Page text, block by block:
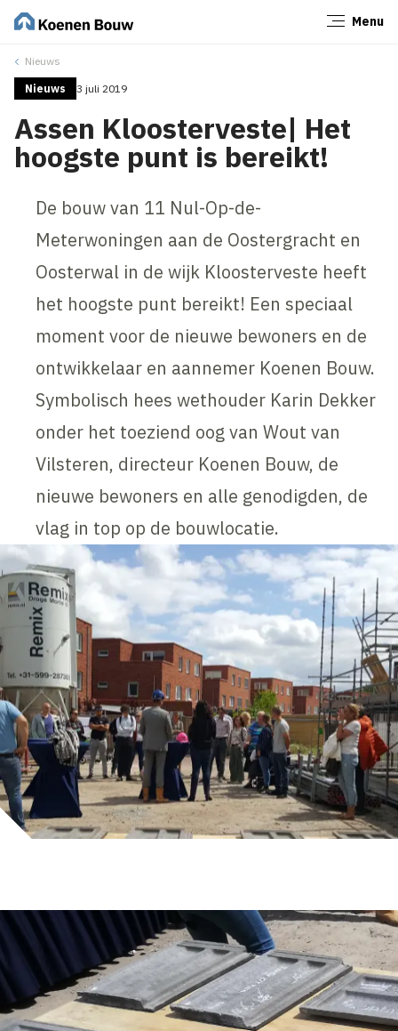
Menu
Nieuws
Nieuws 3 juli 2019
Assen Kloosterveste| Het
hoogste punt is bereikt!
De bouw van 11 Nul-Op-de-
Meterwoningen aan de Oostergracht en
Oosterwal in de wijk Kloosterveste heeft
het hoogste punt bereikt! Een speciaal
moment voor de nieuwe bewoners en de
ontwikkelaar en aannemer Koenen Bouw.
Symbolisch hees wethouder Karin Dekker
onder het toeziend oog van Wout van
Vilsteren, directeur Koenen Bouw, de
nieuwe bewoners en alle genodigden, de
vlag in top op de bouwlocatie.
Sluiten